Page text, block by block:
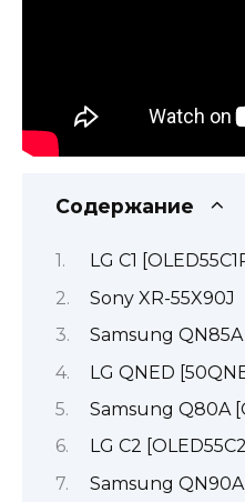
Содержание
LG C1
Sony XR-55X90J
Samsung QN85A
LG QNED
Samsung Q80A
LG C2
Samsung